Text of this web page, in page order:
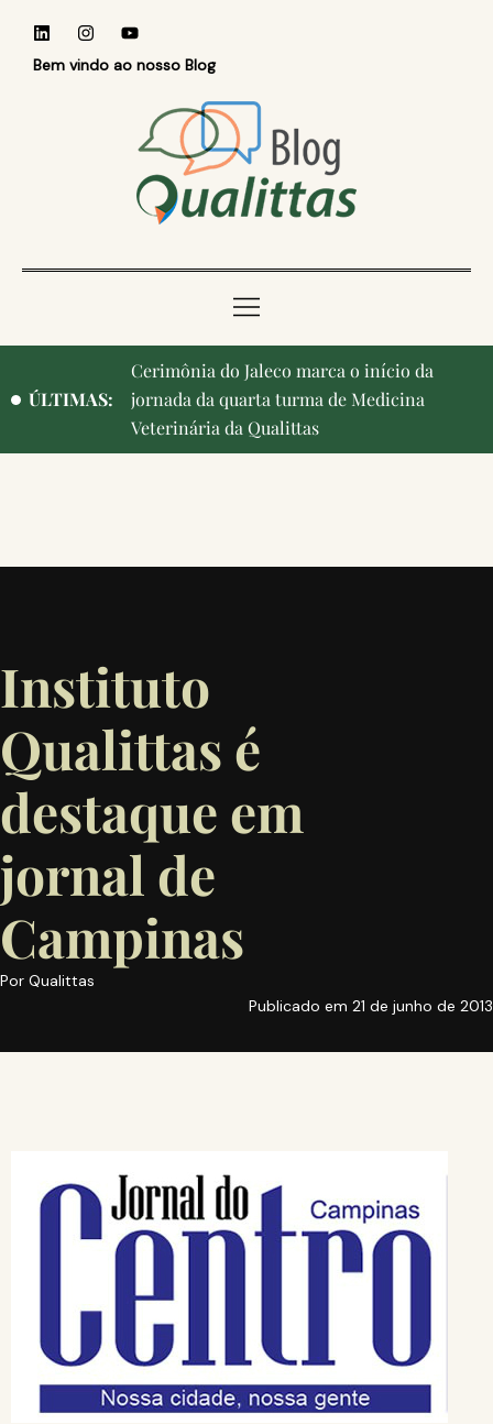
Bem vindo ao nosso Blog
ÚLTIMAS:
Qualittas, Portas Abertas! e aniversário de
Campinas, cidade onde nasceu a instituição,
ganham destaque na imprensa
Instituto
Qualittas é
destaque em
jornal de
Campinas
Por Qualittas
Publicado em 21 de junho de 2013